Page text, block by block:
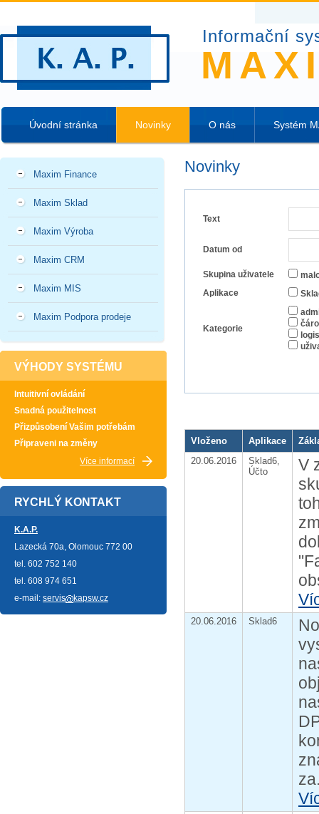
Informační
Úvodní stránka Novinky O nás Systém
Maxim Finance
Maxim Sklad
Maxim Výroba
Maxim CRM
Maxim MIS
Maxim Podpora prodeje
VÝHODY SYSTÉMU
Intuitivní ovládání
Snadná použitelnost
Přizpůsobení Vašim potřebám
Připraveni na změny
Více informací
RYCHLÝ KONTAKT
K.A.P.
Lazecká 70a, Olomouc 772 00
tel. 602 752 140
tel. 608 974 651
e-mail: servis kapsw.cz
Novinky
Text
Datum od
Skupina uživatele
Aplikace
Kategorie
Vloženo Aplikace
20.06.2016
Sklad6,
Účto
V
20.06.2016 Sklad6